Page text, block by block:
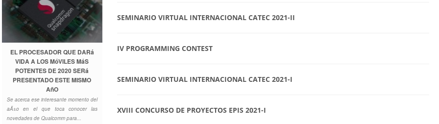
HOSPITAL MILITAR
ALMACENARá HISTORIAS
CLíNICAS EN LA NUBE DE
INTERNET
El sistema permitirÃ¡ agilizar las
gestiones clÃ­nicas de forma rÃ¡pida y
segura. Son cerca ...
SEMINARIO VIRTUAL INTERNACIONAL CATEC 2021-II
IV PROGRAMMING CONTEST
SEMINARIO VIRTUAL INTERNACIONAL CATEC 2021-I
XVIII CONCURSO DE PROYECTOS EPIS 2021-I